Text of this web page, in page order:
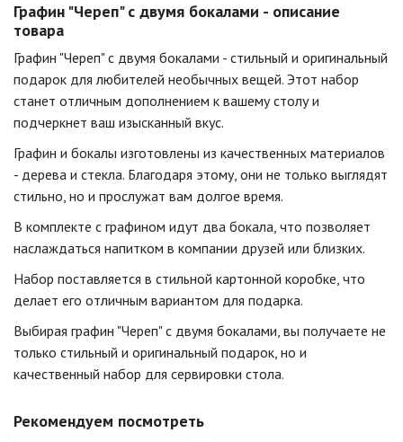
Графин "Череп" с двумя бокалами - описание
товара
Графин "Череп" с двумя бокалами - стильный и оригинальный
подарок для любителей необычных вещей. Этот набор
станет отличным дополнением к вашему столу и
подчеркнет ваш изысканный вкус.
Графин и бокалы изготовлены из качественных материалов
- дерева и стекла. Благодаря этому, они не только выглядят
стильно, но и прослужат вам долгое время.
В комплекте с графином идут два бокала, что позволяет
наслаждаться напитком в компании друзей или близких.
Набор поставляется в стильной картонной коробке, что
делает его отличным вариантом для подарка.
Выбирая графин "Череп" с двумя бокалами, вы получаете не
только стильный и оригинальный подарок, но и
качественный набор для сервировки стола.
Рекомендуем посмотреть